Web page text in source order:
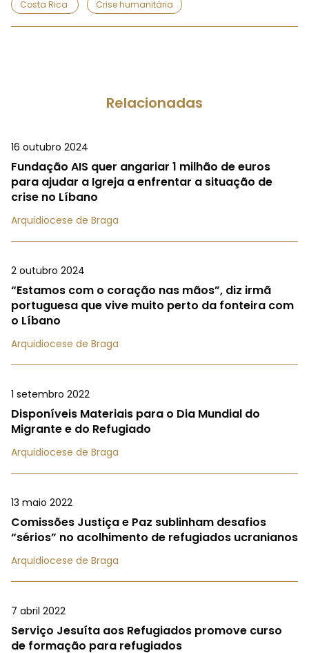
Costa Rica Crise humanitária
Relacionadas
16 outubro 2024
Fundação AIS quer angariar 1 milhão de euros
para ajudar a Igreja a enfrentar a situação de
crise no Líbano
Arquidiocese de Braga
2 outubro 2024
“Estamos com o coração nas mãos”, diz irmã
portuguesa que vive muito perto da fonteira com
o Líbano
Arquidiocese de Braga
1 setembro 2022
Disponíveis Materiais para o Dia Mundial do
Migrante e do Refugiado
Arquidiocese de Braga
13 maio 2022
Comissões Justiça e Paz sublinham desafios
“sérios” no acolhimento de refugiados ucranianos
Arquidiocese de Braga
7 abril 2022
Serviço Jesuíta aos Refugiados promove curso
de formação para refugiados